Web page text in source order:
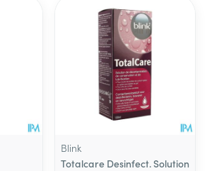
Blink
Totalcare Desinfect. Solution